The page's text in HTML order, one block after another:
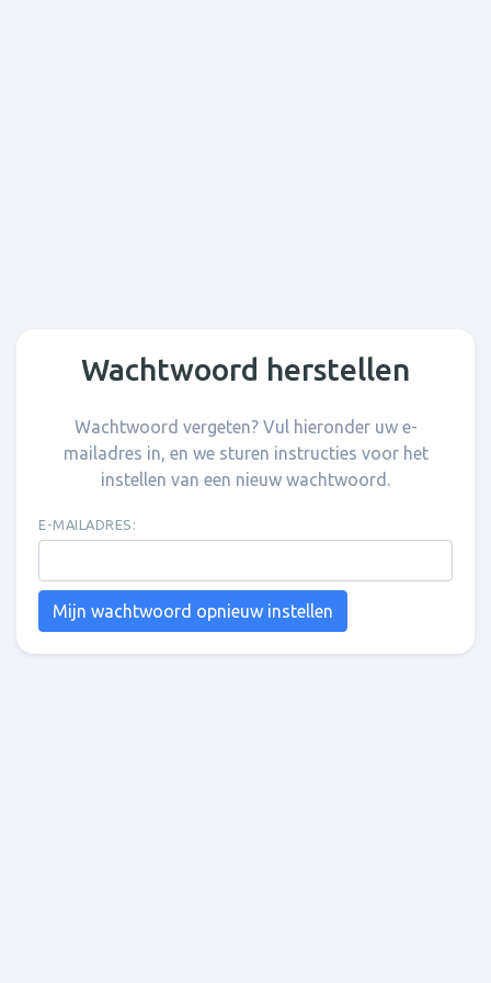
Wachtwoord herstellen
Wachtwoord vergeten? Vul hieronder uw e-
mailadres in, en we sturen instructies voor het
instellen van een nieuw wachtwoord.
E-MAILADRES:
Mijn wachtwoord opnieuw instellen